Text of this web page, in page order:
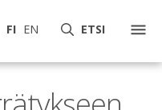
FI EN ETSI